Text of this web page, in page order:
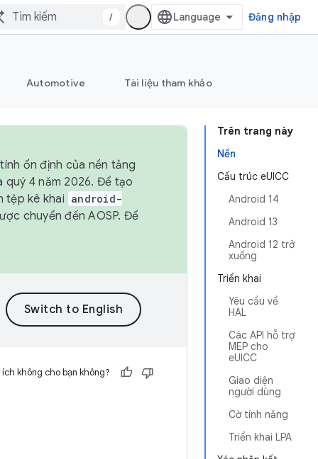
/ Đăng nhập
Automotive Tài liệu tham khảo
Trên trang này
Nền
Cấu trúc eUICC
Android 14
Android 13
Android 12 trở
xuống
Triển khai
Yêu cầu về
HAL
Các API hỗ trợ
MEP cho
eUICC
Giao diện
người dùng
Cờ tính năng
Triển khai LPA
ổn định của nền tảng
quý 4 năm 2026. Để tạo
tệp kê khai android-
chuyển đến AOSP. Để
không cho bạn không?